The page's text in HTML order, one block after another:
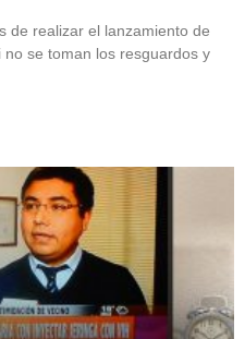
de realizar el lanzamiento de
se toman los resguardos y